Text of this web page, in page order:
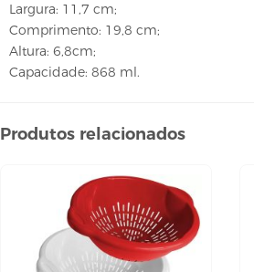
Largura: 11,7 cm;
Comprimento: 19,8 cm;
Altura: 6,8cm;
Capacidade: 868 ml.
Produtos relacionados